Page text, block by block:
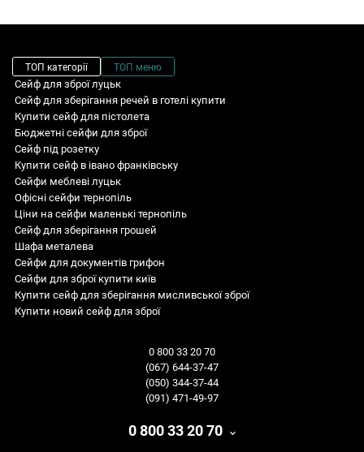
ТОП категорії ТОП меню
Сейф для зброї луцьк
Сейф для зберігання речей в готелі купити
Купити сейф для пістолета
Бюджетні сейфи для зброї
Сейф під розетку
Купити сейф в івано франківську
Сейфи меблеві луцьк
Офісні сейфи тернопіль
Ціни на сейфи маленькі тернопіль
Сейф для зберігання грошей
Шафа металева
Сейфи для документів грифон
Сейфи для зброї купити київ
Купити сейф для зберігання мисливської зброї
Купити новий сейф для зброї
Купити сейф для зброї у івано франківськ
Купити домашні сейф в тернополі
сейфи клас відпорності 2
0 800 33 20 70
(067) 644-37-47
(050) 344-37-44
(091) 471-49-97
0 800 33 20 70